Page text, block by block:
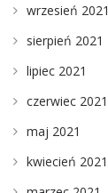
wrzesień 2021
sierpień 2021
lipiec 2021
czerwiec 2021
maj 2021
kwiecień 2021